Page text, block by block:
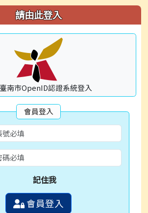
請由此登入
南市OpenID認證系統登入
會員登入
記住我
會員登入